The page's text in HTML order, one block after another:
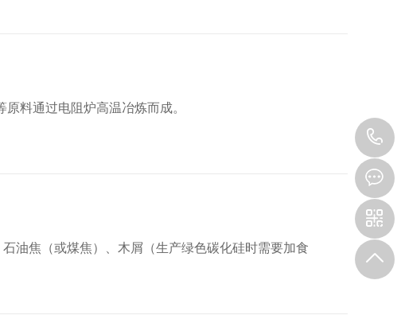
料通过电阻炉高温冶炼而成。
油焦（或煤焦）、木屑（生产绿色碳化硅时需要加食